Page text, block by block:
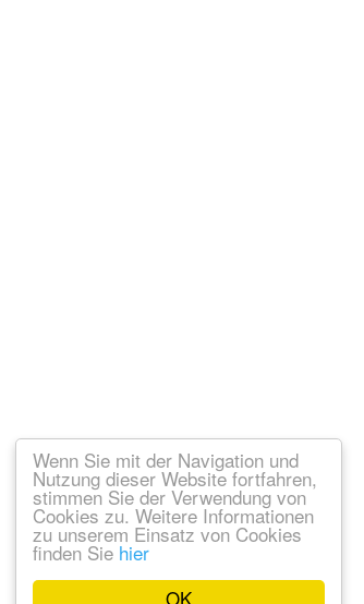
OK
Wenn Sie mit der Navigation und
Nutzung dieser Website fortfahren,
stimmen Sie der Verwendung von
Cookies zu. Weitere Informationen
zu unserem Einsatz von Cookies
finden Sie hier